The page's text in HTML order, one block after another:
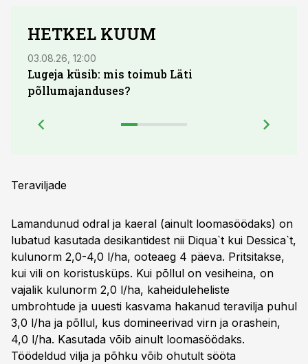
HETKEL KUUM
03.08.26, 12:00
Lugeja küsib: mis toimub Läti
põllumajanduses?
Teraviljade
Lamandunud odral ja kaeral (ainult loomasöödaks) on
lubatud kasutada desikantidest nii Diqua`t kui Dessica`t,
kulunorm 2,0-4,0 l/ha, ooteaeg 4 päeva. Pritsitakse,
kui vili on koristusküps. Kui põllul on vesiheina, on
vajalik kulunorm 2,0 l/ha, kaheiduleheliste
umbrohtude ja uuesti kasvama hakanud teravilja puhul
3,0 l/ha ja põllul, kus domineerivad virn ja orashein,
4,0 l/ha. Kasutada võib ainult loomasöödaks.
Töödeldud vilja ja põhku võib ohutult sööta